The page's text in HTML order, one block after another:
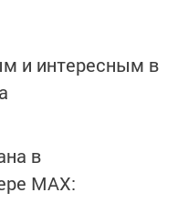
и интересным в
в
MАХ: